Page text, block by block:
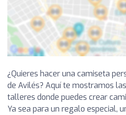
¿Quieres hacer una camiseta
de Avilés? Aquí te mostramos
talleres donde puedes crear
Ya sea para un regalo especial,